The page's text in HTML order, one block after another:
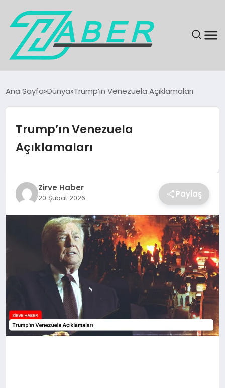
GÜNDEM
EKONOMI
EĞITIM
KÜLTÜR & SANAT
Ana Sayfa Dünya Trump’ın Venezuela Açıklamaları
Trump’ın Venezuela
Açıklamaları
Zirve Haber
20 Şubat 2026 Paylaş